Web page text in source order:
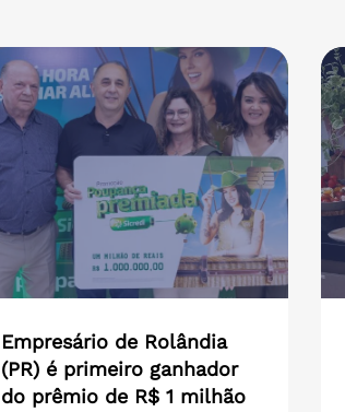
Empresário de Rolândia
(PR) é primeiro ganhador
do prêmio de R$ 1 milhão